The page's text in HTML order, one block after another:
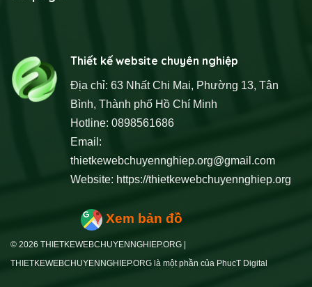
Thiết kế website chuyên nghiệp
Địa chỉ: 63 Nhất Chi Mai, Phường 13, Tân
Bình, Thành phố Hồ Chí Minh
Hotline: 0898561686
Email:
thietkewebchuyennghiep.org@gmail.com
Website: https://thietkewebchuyennghiep.org
Xem bản đồ
© 2026 THIETKEWEBCHUYENNGHIEP.ORG |
THIETKEWEBCHUYENNGHIEP.ORG là một phần của PhucT Digital